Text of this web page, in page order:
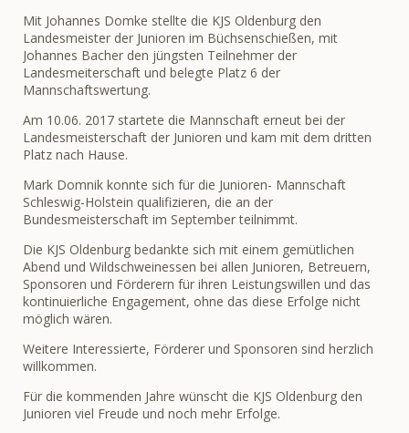
Mit Johannes Domke stellte die KJS Oldenburg den
Landesmeister der Junioren im Büchsenschießen, mit
Johannes Bacher den jüngsten Teilnehmer der
Landesmeiterschaft und belegte Platz 6 der
Mannschaftswertung.
Am 10.06. 2017 startete die Mannschaft erneut bei der
Landesmeisterschaft der Junioren und kam mit dem dritten
Platz nach Hause.
Mark Domnik konnte sich für die Junioren- Mannschaft
Schleswig-Holstein qualifizieren, die an der
Bundesmeisterschaft im September teilnimmt.
Die KJS Oldenburg bedankte sich mit einem gemütlichen
Abend und Wildschweinessen bei allen Junioren, Betreuern,
Sponsoren und Förderern für ihren Leistungswillen und das
kontinuierliche Engagement, ohne das diese Erfolge nicht
möglich wären.
Weitere Interessierte, Förderer und Sponsoren sind herzlich
willkommen.
Für die kommenden Jahre wünscht die KJS Oldenburg den
Junioren viel Freude und noch mehr Erfolge.